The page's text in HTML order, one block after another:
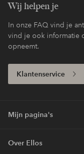
Wij helpen je
In onze FAQ vind je
vind je ook informatie
opneemt.
Klantenservice
Mijn pagina's
Over Ellos